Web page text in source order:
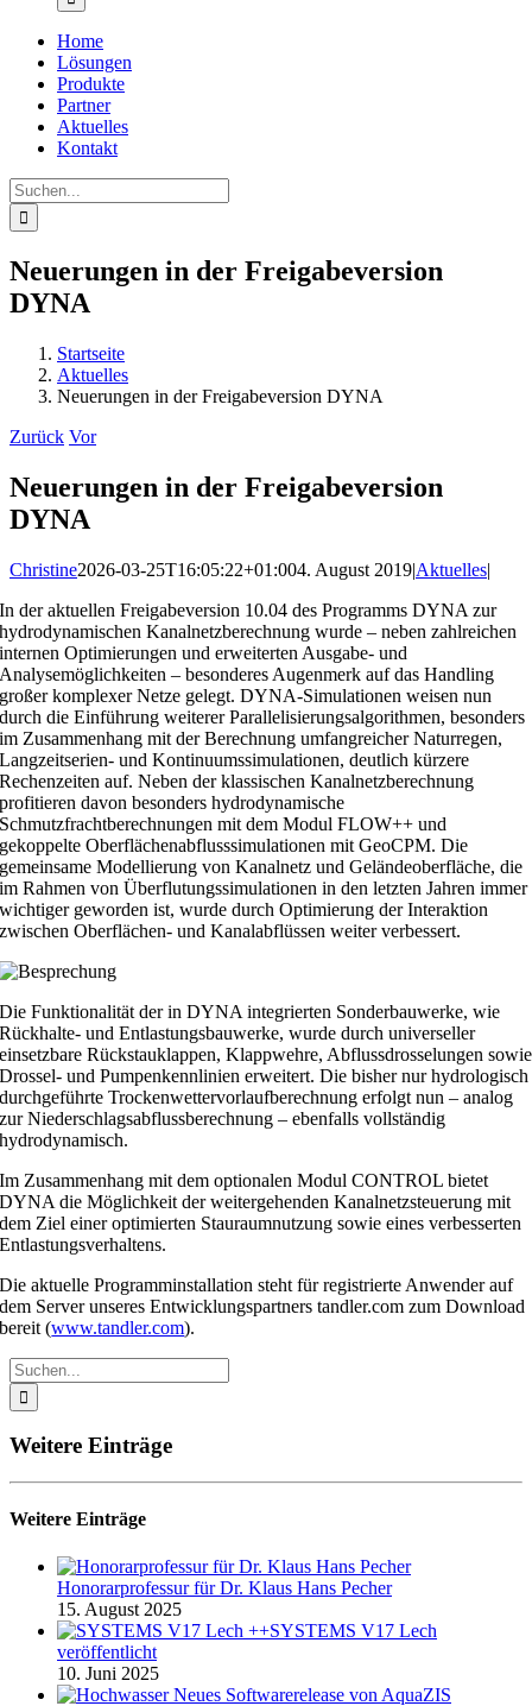
Home
Lösungen
Produkte
Partner
Aktuelles
Kontakt
Suche
nach:
Neuerungen in der Freigabeversion
DYNA
Startseite
Aktuelles
Neuerungen in der Freigabeversion DYNA
Zurück Vor
Neuerungen in der Freigabeversion
DYNA
Christine2026-03-25T16:05:22+01:004. August 2019|Aktuelles|
In der aktuellen Freigabeversion 10.04 des Programms DYNA zur
hydrodynamischen Kanalnetzberechnung wurde – neben zahlreichen
internen Optimierungen und erweiterten Ausgabe- und
Analysemöglichkeiten – besonderes Augenmerk auf das Handling
großer komplexer Netze gelegt. DYNA-Simulationen weisen nun
durch die Einführung weiterer Parallelisierungsalgorithmen, besonders
im Zusammenhang mit der Berechnung umfangreicher Naturregen,
Langzeitserien- und Kontinuumssimulationen, deutlich kürzere
Rechenzeiten auf. Neben der klassischen Kanalnetzberechnung
profitieren davon besonders hydrodynamische
Schmutzfrachtberechnungen mit dem Modul FLOW++ und
gekoppelte Oberflächenabflusssimulationen mit GeoCPM. Die
gemeinsame Modellierung von Kanalnetz und Geländeoberfläche, die
im Rahmen von Überflutungssimulationen in den letzten Jahren immer
wichtiger geworden ist, wurde durch Optimierung der Interaktion
zwischen Oberflächen- und Kanalabflüssen weiter verbessert.
Die Funktionalität der in DYNA integrierten Sonderbauwerke, wie
Rückhalte- und Entlastungsbauwerke, wurde durch universeller
einsetzbare Rückstauklappen, Klappwehre, Abflussdrosselungen sowie
Drossel- und Pumpenkennlinien erweitert. Die bisher nur hydrologisch
durchgeführte Trockenwettervorlaufberechnung erfolgt nun – analog
zur Niederschlagsabflussberechnung – ebenfalls vollständig
hydrodynamisch.
Im Zusammenhang mit dem optionalen Modul CONTROL bietet
DYNA die Möglichkeit der weitergehenden Kanalnetzsteuerung mit
dem Ziel einer optimierten Stauraumnutzung sowie eines verbesserten
Entlastungsverhaltens.
Die aktuelle Programminstallation steht für registrierte Anwender auf
dem Server unseres Entwicklungspartners tandler.com zum Download
bereit (www.tandler.com).
Suche
nach:
Weitere Einträge
Weitere Einträge
Honorarprofessur für Dr. Klaus Hans Pecher
15. August 2025
++SYSTEMS V17 Lech
veröffentlicht
10. Juni 2025
Neues Softwarerelease von AquaZIS